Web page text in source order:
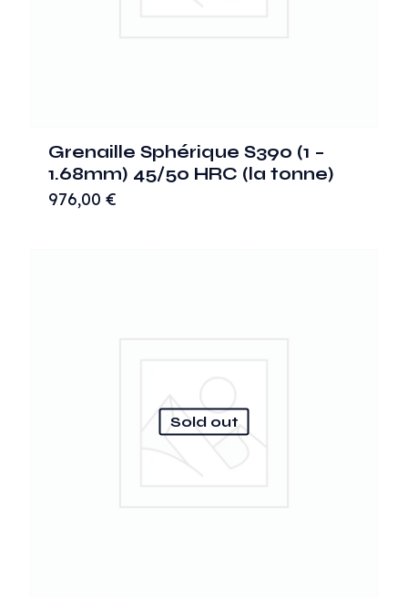
Grenaille Sphérique S390 (1 –
1.68mm) 45/50 HRC (la tonne)
976,00 €
Sold out